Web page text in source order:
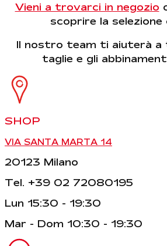
Vieni a trovarci in negozio
scoprire la selezione
Il nostro team ti aiuterà a
taglie e gli
SHOP
VIA SANTA MARTA 14
20123 Milano
Tel. +39 02 72080195
Lun 15:30 - 19:30
Mar - Dom 10:30 - 19:30